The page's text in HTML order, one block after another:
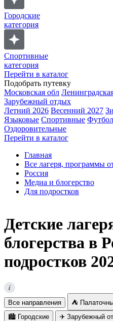
Городские
категория
Спортивные
категория
Перейти в каталог
Подобрать путевку
Московская обл
Зарубежный отдых
Летний 2026 Весенний 2027
Языковые Спортивные
Оздоровительные
Перейти в каталог
Главная
Все лагеря, программы
Россия
Медиа и блогерство
Для подростков
Детские
блогерства в
подростков
i
Все направления ⛺
🏙️ Городские
✈️ Зарубежный